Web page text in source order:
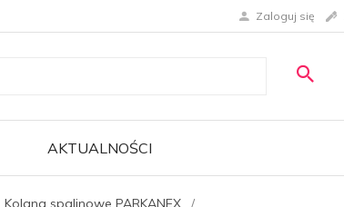
Zaloguj się
AKTUALNOŚCI
Kolana spalinowe PARKANEX